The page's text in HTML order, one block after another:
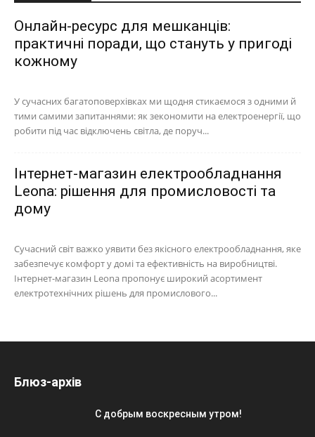
Онлайн-ресурс для мешканців:
практичні поради, що стануть у пригоді
кожному
У сучасних багатоповерхівках ми щодня стикаємося з одними й
тими самими запитаннями: як зекономити на електроенергії, що
робити під час відключень світла, де поруч...
Інтернет-магазин електрообладнання
Leona: рішення для промисловості та
дому
Сучасний світ важко уявити без якісного електрообладнання, яке
забезпечує комфорт у домі та ефективність на виробництві.
Інтернет-магазин Leona пропонує широкий асортимент
електротехнічних рішень для промислового...
Блюз-архів
С добрым воскресным утром!